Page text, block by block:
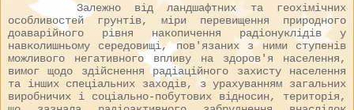
Залежно від ландшафтних та геохімічних
особливостей грунтів, міри перевищення природного
доаварійного рівня накопичення радіонуклідів у
навколишньому середовищі, пов'язаних з ними ступенів
можливого негативного впливу на здоров'я населення,
вимог щодо здійснення радіаційного захисту населення
та інших спеціальних заходів, з урахуванням загальних
виробничих і соціально-побутових відносин, територія,